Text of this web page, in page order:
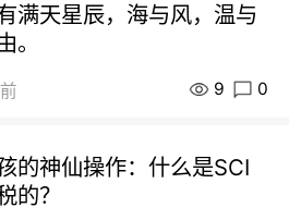
满天星辰，海与风，温与
。
9 0
的神仙操作：什么是SCI
的？